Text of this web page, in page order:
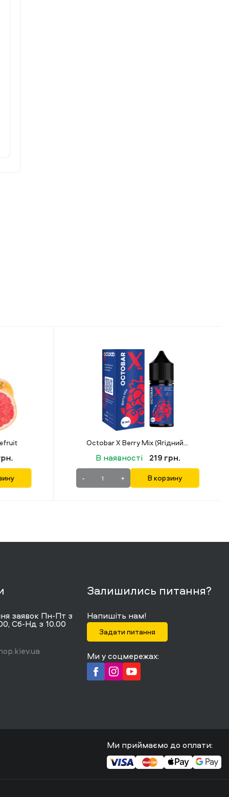
Octobar X Berry Mix (Ягідний Мікс) 15 мл 50 мг Lucky 30 мл 50 мг Strawberry
В наявності 349 грн.
- + В корзину
заявок Пн-Пт з
Сб-Нд з 10.00
Залишились питання?
Напишіть нам!
Задати питання
Ми у соцмережах:
Ми приймаємо до оплати: